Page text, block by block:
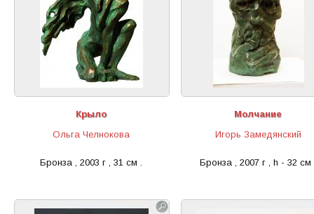
Крыло
Ольга Челнокова
Бронза , 2003 г , 31 см .
Молчание
Игорь Замедянский
Бронза , 2007 г , h - 32 см